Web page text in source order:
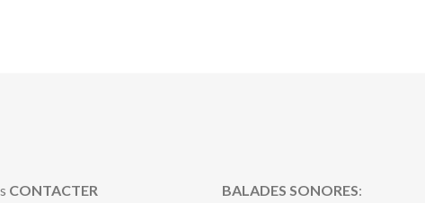
CONTACTER
BALADES SONORES: